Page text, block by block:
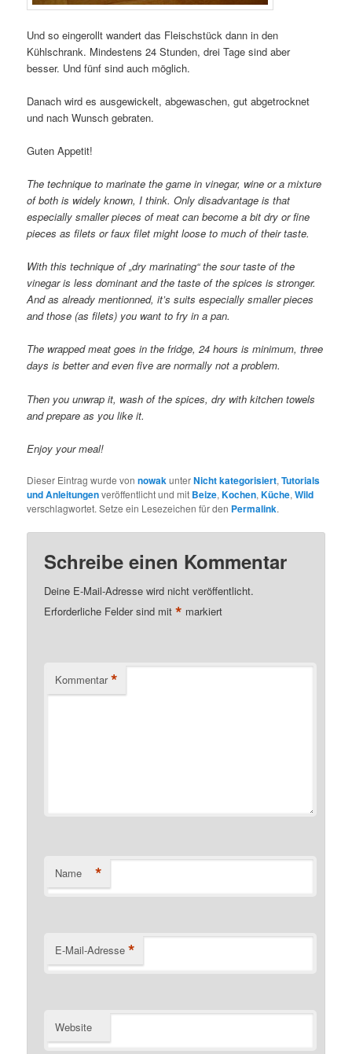
Und so eingerollt wandert das Fleischstück dann in den
Kühlschrank. Mindestens 24 Stunden, drei Tage sind aber
besser. Und fünf sind auch möglich.
Danach wird es ausgewickelt, abgewaschen, gut abgetrocknet
und nach Wunsch gebraten.
Guten Appetit!
The technique to marinate the game in vinegar, wine or a mixture
of both is widely known, I think. Only disadvantage is that
especially smaller pieces of meat can become a bit dry or fine
pieces as filets or faux filet might loose to much of their taste.
With this technique of „dry marinating“ the sour taste of the
vinegar is less dominant and the taste of the spices is stronger.
And as already mentionned, it’s suits especially smaller pieces
and those (as filets) you want to fry in a pan.
The wrapped meat goes in the fridge, 24 hours is minimum, three
days is better and even five are normally not a problem.
Then you unwrap it, wash of the spices, dry with kitchen towels
and prepare as you like it.
Enjoy your meal!
Dieser Eintrag wurde vonnowakunterNicht kategorisiert,Tutorials
und Anleitungenveröffentlicht und mit Beize,Kochen,Küche,Wild
verschlagwortet. Setze ein Lesezeichen für den Permalink.
Schreibe einen Kommentar
Deine E-Mail-Adresse wird nicht veröffentlicht.
Erforderliche Felder sind mit* markiert
Kommentar *
Name *
E-Mail-Adresse *
Website